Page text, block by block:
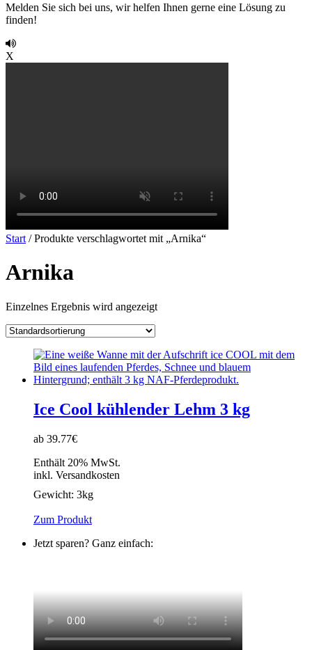
Melden Sie sich bei uns, wir helfen Ihnen gerne eine Lösung zu
finden!
X
Start / Produkte verschlagwortet mit „Arnika“
Arnika
Einzelnes Ergebnis wird angezeigt
Ice Cool kühlender Lehm 3 kg
ab 39.77€
Enthält 20% MwSt.
inkl. Versandkosten
Gewicht: 3kg
Zum Produkt
Jetzt sparen? Ganz einfach: